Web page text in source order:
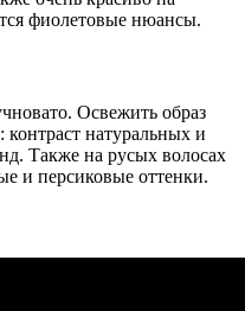
фиолетовые нюансы.
Освежить образ
натуральных и
Также на русых волосах
и персиковые оттенки.